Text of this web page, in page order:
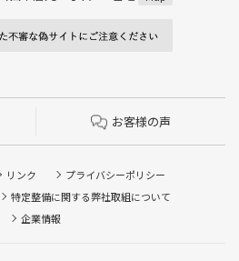
お客様の声
リンク
プライバシーポリシー
特定整備に関する弊社取組について
企業情報